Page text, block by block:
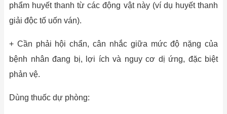
phẩm huyết thanh từ các động vật này (ví dụ huyết thanh
giải độc tố uốn ván).
+ Cần phải hội chẩn, cân nhắc giữa mức độ nặng của
bệnh nhân đang bị, lợi ích và nguy cơ dị ứng, đặc biệt
phản vệ.
Dùng thuốc dự phòng: